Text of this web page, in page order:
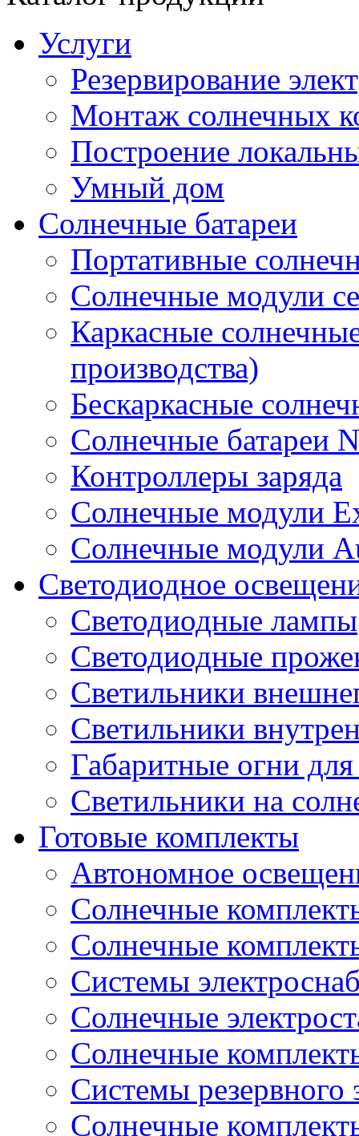
Услуги
Резервирование
Монтаж солнечных
Построение
Умный дом
Солнечные батареи
Портативные
Солнечные модули
Каркасные
производства)
Бескаркасные
Солнечные батареи
Контроллеры заряда
Солнечные модули
Солнечные модули
Светодиодное
Светодиодные лампы
Светодиодные
Светильники
Светильники
Габаритные огни
Светильники на
Готовые комплекты
Автономное
Солнечные
Солнечные
Системы
Cолнечные
Солнечные
Системы резервного
Солнечные